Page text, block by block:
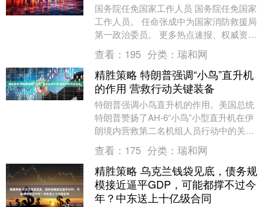
国务院任免国家工作人员 国务院任免国家
工作人员。 任命张成中为国家消防救援局
第一政治委员。 更多热点速报、权威资
讯、深度分析尽在北京日报App....
查看： 195 分类： 瑞和网
精胜策略 特朗普强调“小鸟”直升机
的作用 营救行动关键装备
特朗普强调小鸟直升机的作用。美国总统
特朗普赞扬了AH-6“小鸟”小型直升机在伊
朗境内营救第二名机组人员行动中的关键
作用。他表示，派出的三架直升机发挥了
重要作用，....
查看： 175 分类： 瑞和网
精胜策略 乌克兰钱袋见底，债务规
模接近逼平GDP，可能都撑不过今
年？中东送上十亿级合同